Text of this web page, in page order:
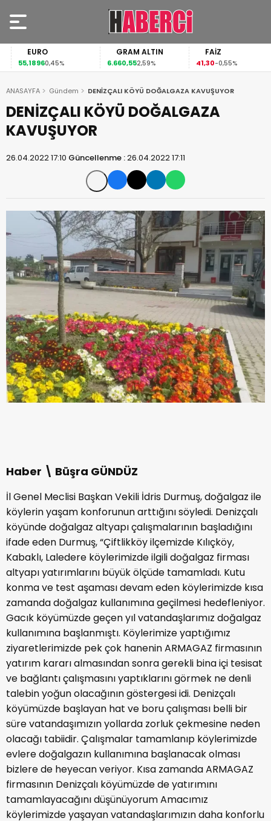
EURO
55,18960,45%
GRAM ALTIN
6.660,552,59%
FAİZ
41,30-0,55%
ANASAYFA Gündem DENİZÇALI KÖYÜ DOĞALGAZA KAVUŞUYOR
DENİZÇALI KÖYÜ DOĞALGAZA
KAVUŞUYOR
26.04.2022 17:10 Güncellenme :26.04.2022 17:11
Haber \ Büşra GÜNDÜZ
İl Genel Meclisi Başkan Vekili İdris Durmuş, doğalgaz ile
köylerin yaşam konforunun arttığını söyledi. Denizçalı
köyünde doğalgaz altyapı çalışmalarının başladığını
ifade eden Durmuş, “Çiftlikköy ilçemizde Kılıçköy,
Kabaklı, Laledere köylerimizde ilgili doğalgaz firması
altyapı yatırımlarını büyük ölçüde tamamladı. Kutu
konma ve test aşaması devam eden köylerimizde kısa
zamanda doğalgaz kullanımına geçilmesi hedefleniyor.
Gacık köyümüzde geçen yıl vatandaşlarımız doğalgaz
kullanımına başlanmıştı. Köylerimize yaptığımız
ziyaretlerimizde pek çok hanenin ARMAGAZ firmasının
yatırım kararı almasından sonra gerekli bina içi tesisat
ve bağlantı çalışmasını yaptıklarını görmek ne denli
talebin yoğun olacağının göstergesi idi. Denizçalı
köyümüzde başlayan hat ve boru çalışması belli bir
süre vatandaşımızın yollarda zorluk çekmesine neden
olacağı tabiidir. Çalışmalar tamamlanıp köylerimizde
evlere doğalgazın kullanımına başlanacak olması
bizlere de heyecan veriyor. Kısa zamanda ARMAGAZ
firmasının Denizçalı köyümüzde de yatırımını
tamamlayacağını düşünüyorum Amacımız
köylerimizde yaşayan vatandaşlarımızın daha konforlu